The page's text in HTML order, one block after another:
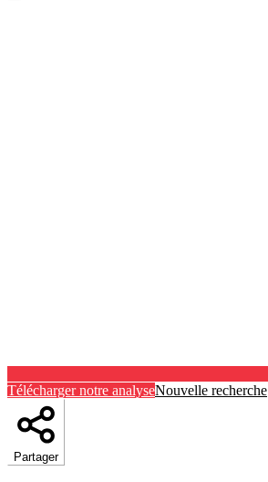
Télécharger notre analyseNouvelle recherche
Partager